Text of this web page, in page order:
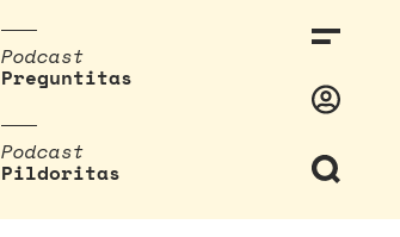
Podcast
Preguntitas
Podcast
Pildoritas